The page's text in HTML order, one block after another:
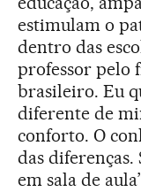
estimulam o
dentro das
professor pelo
brasileiro. Eu
diferente de
conforto. O
das diferenças.
em sala de